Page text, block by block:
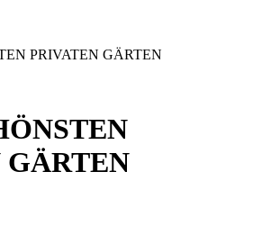
PRIVATEN GÄRTEN
GÄRTEN